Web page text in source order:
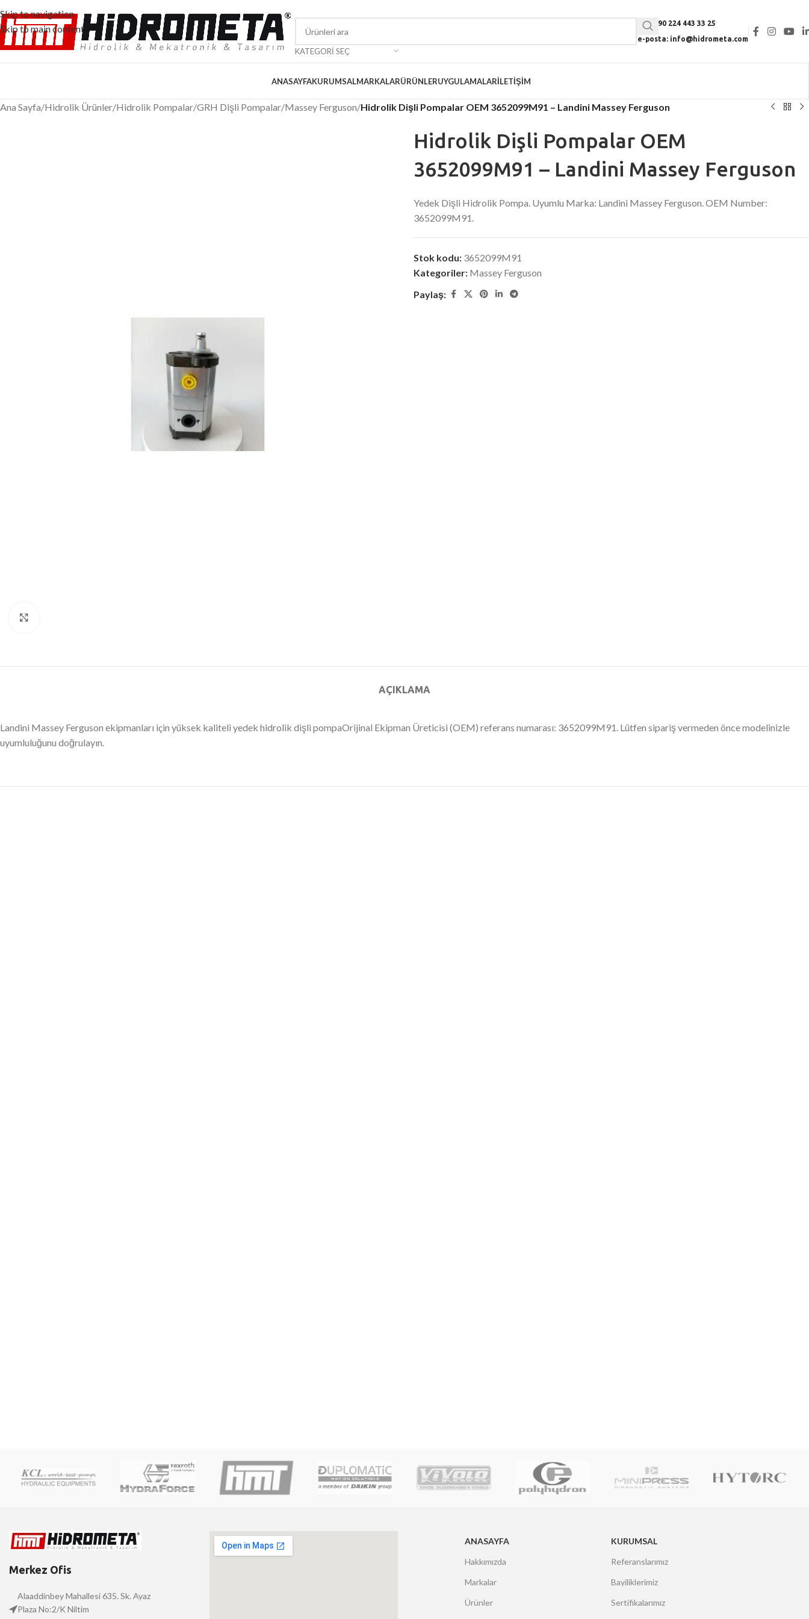
Skip to navigation
Skip to main content
KATEGORI SEÇ
Tel: +90 224 443 33 25
e-posta: info@hidrometa.com
ANASAYFAKURUMSALMARKALARÜRÜNLERUYGULAMALARİLETIŞIM
Ana Sayfa/Hidrolik Ürünler/Hidrolik Pompalar/GRH Dişli Pompalar/Massey Ferguson/Hidrolik Dişli Pompalar OEM 3652099M91 – Landini Massey Ferguson
Hidrolik Dişli Pompalar OEM
3652099M91 – Landini Massey Ferguson
Yedek Dişli Hidrolik Pompa. Uyumlu Marka: Landini Massey Ferguson. OEM Number:
3652099M91.
Stok kodu: 3652099M91
Kategoriler: Massey Ferguson
Paylaş:
AÇIKLAMA
Landini Massey Ferguson ekipmanları için yüksek kaliteli yedek hidrolik dişli pompaOrijinal Ekipman Üreticisi (OEM) referans numarası: 3652099M91. Lütfen sipariş vermeden önce modelinizle
uyumluluğunu doğrulayın.
Merkez Ofis
Alaaddinbey Mahallesi 635. Sk. Ayaz
Plaza No:2/K Niltim
ANASAYFA
Hakkımızda
Markalar
Ürünler
KURUMSAL
Referanslarımız
Bayiliklerimiz
Sertifikalarımız